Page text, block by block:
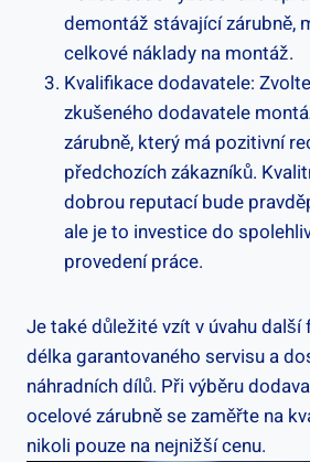
demontáž stávající zárubně,
celkové náklady na montáž.
Kvalifikace dodavatele:
zkušeného dodavatele
zárubně, který má pozitivní
předchozích zákazníků.
dobrou reputací bude
ale je to investice do
provedení práce.
Je také důležité vzít v úvahu další
délka garantovaného servisu a
náhradních dílů. Při výběru
ocelové zárubně se zaměřte na
nikoli pouze na nejnižší cenu.